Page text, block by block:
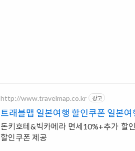
http://www.travelmap.co.kr 광고
트래블맵 일본여행 할인쿠폰 일본
돈키호테&빅카메라 면세10%+추가 할
할인쿠폰 제공